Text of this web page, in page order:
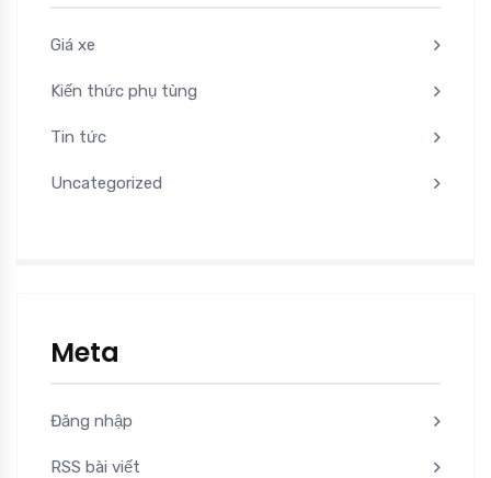
Giá xe
Kiến thức phụ tùng
Tin tức
Uncategorized
Meta
Đăng nhập
RSS bài viết